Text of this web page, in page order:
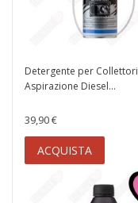
Detergente per Collettori
Aspirazione Diesel...
39,90 €
ACQUISTA